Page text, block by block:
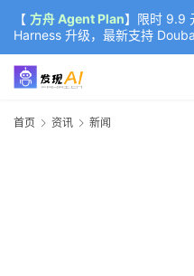
【 方舟 Agent Plan】限时 9.9
Harness 升级，最新支持
K3（部分）、GLM-5.2
首页 资讯 新闻